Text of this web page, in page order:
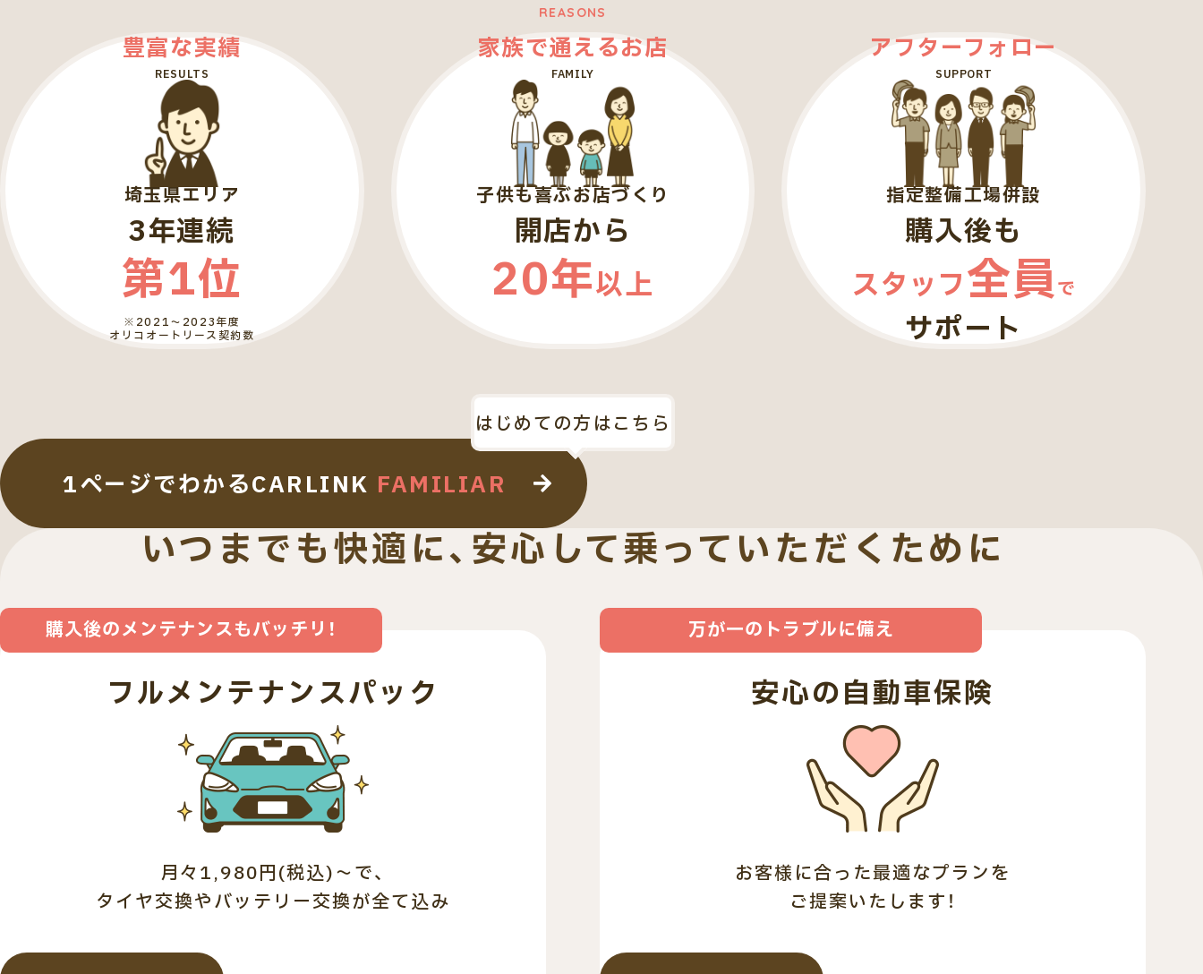
豊富な実績
RESULTS
埼玉県エリア
3年連続
第1位
※2021～2023年度
オリコオートリース契約数
家族で通えるお店
FAMILY
子供も喜ぶお店づくり
開店から
20年以上
アフターフォロー
SUPPORT
指定整備工場併設
購入後も
スタッフ全員で
サポート
はじめての方はこちら
1ページでわかるCARLINK FAMILIAR
いつまでも快適に、安心して乗っていただくために
購入後のメンテナンスもバッチリ！
フルメンテナンスパック
月々1,980円(税込)～で、
タイヤ交換やバッテリー交換が全て込み
万が一のトラブルに備え
安心の自動車保険
お客様に合った最適なプランを
ご提案いたします！